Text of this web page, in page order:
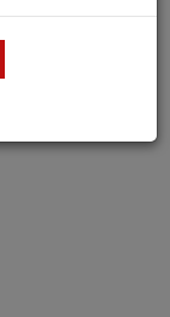
Überschuhe
Hauben
Urinbeutel/Beinbeutel
EKG-Elektroden &
Fieberthermometer